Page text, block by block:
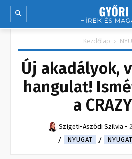
Kezdőlap
Új akadályok,
hangulat!
a
Szigeti-Aszódi Szilvia -
NYUGAT